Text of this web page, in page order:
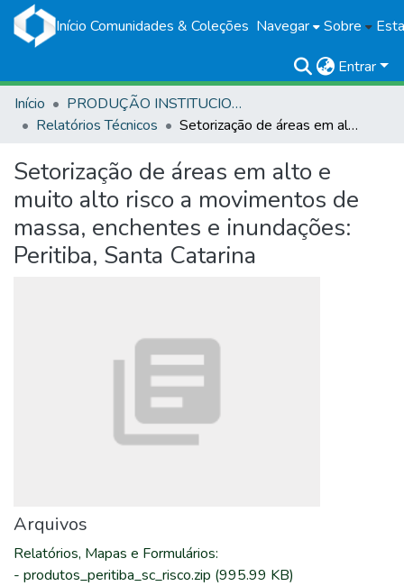
Início Comunidades & Coleções Navegar Sobre
Entrar
Início
PRODUÇÃO INSTITUCIONAL
Relatórios Técnicos
Setorização de áreas em alto e muito alto risco a movimentos de massa, enchentes e inundações: Peritiba, Santa Catarina
Setorização de áreas em alto e
muito alto risco a movimentos de
massa, enchentes e inundações:
Peritiba, Santa Catarina
Arquivos
Relatórios, Mapas e Formulários:
- produtos_peritiba_sc_risco.zip (995.99 KB)